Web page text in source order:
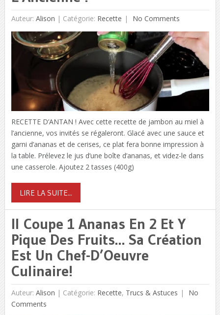
Auteur: Alison | Catégorie: Recette No Comments
RECETTE D’ANTAN ! Avec cette recette de jambon au miel à
l’ancienne, vos invités se régaleront. Glacé avec une sauce et
garni d’ananas et de cerises, ce plat fera bonne impression à
la table. Prélevez le jus d’une boîte d’ananas, et videz-le dans
une casserole. Ajoutez 2 tasses (400g)
LIRE LA SUITE...
Il Coupe 1 Ananas En 2 Et Y
Pique Des Fruits… Sa Création
Est Un Chef-D’Oeuvre
Culinaire!
Auteur: Alison | Catégorie: Recette, Trucs & Astuces
No
Comments